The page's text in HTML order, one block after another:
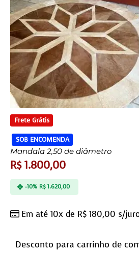
Frete Grátis
SOB ENCOMENDA
Mandala 2,50 de diâmetro
R$1.800,00
Em até 10x de R$ 180,00 s/
-10% R$1.620,00
Desconto para carrinho de